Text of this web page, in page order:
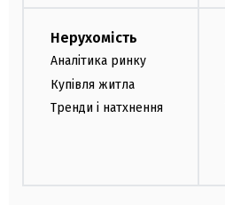
Нерухомість
Аналітика ринку
Купівля житла
Тренди і натхнення